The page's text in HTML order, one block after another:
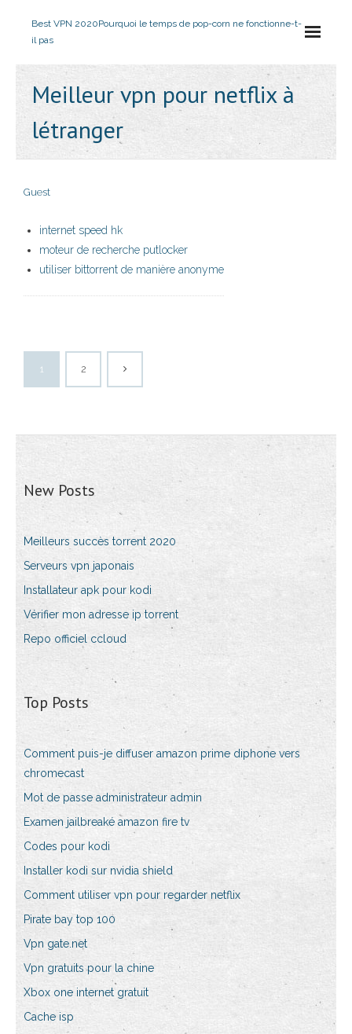
Best VPN 2020Pourquoi le temps de pop-corn ne fonctionne-t-
il pas
Meilleur vpn pour netflix à
létranger
Guest
internet speed hk
moteur de recherche putlocker
utiliser bittorrent de manière anonyme
1 2
New Posts
Meilleurs succès torrent 2020
Serveurs vpn japonais
Installateur apk pour kodi
Vérifier mon adresse ip torrent
Repo officiel ccloud
Top Posts
Comment puis-je diffuser amazon prime diphone vers
chromecast
Mot de passe administrateur admin
Examen jailbreaké amazon fire tv
Codes pour kodi
Installer kodi sur nvidia shield
Comment utiliser vpn pour regarder netflix
Pirate bay top 100
Vpn gate.net
Vpn gratuits pour la chine
Xbox one internet gratuit
Cache isp